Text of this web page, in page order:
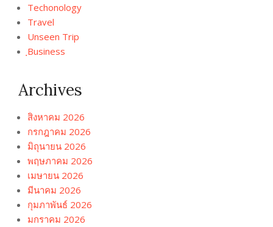
Techonology
Travel
Unseen Trip
ฺBusiness
Archives
สิงหาคม 2026
กรกฎาคม 2026
มิถุนายน 2026
พฤษภาคม 2026
เมษายน 2026
มีนาคม 2026
กุมภาพันธ์ 2026
มกราคม 2026